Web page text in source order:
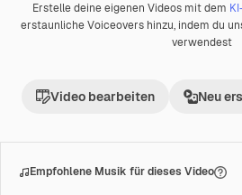
Premium
Erstelle deine eigenen Videos mit dem
erstaunliche Voiceovers hinzu, indem du
verwendest
Video bearbeiten Neu
Empfohlene Musik für dieses Video